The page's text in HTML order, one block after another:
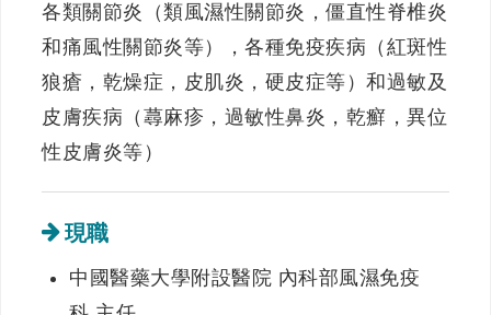
各類關節炎（類風濕性關節炎，僵直性脊椎炎
和痛風性關節炎等），各種免疫疾病（紅斑性
狼瘡，乾燥症，皮肌炎，硬皮症等）和過敏及
皮膚疾病（蕁麻疹，過敏性鼻炎，乾癬，異位
性皮膚炎等）
現職
中國醫藥大學附設醫院 內科部風濕免疫